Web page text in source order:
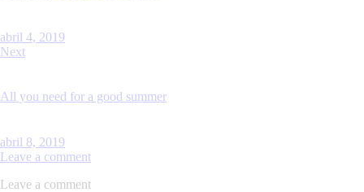
abril 4, 2019
Next
All you need for a good summer
abril 8, 2019
Leave a comment
Leave a comment